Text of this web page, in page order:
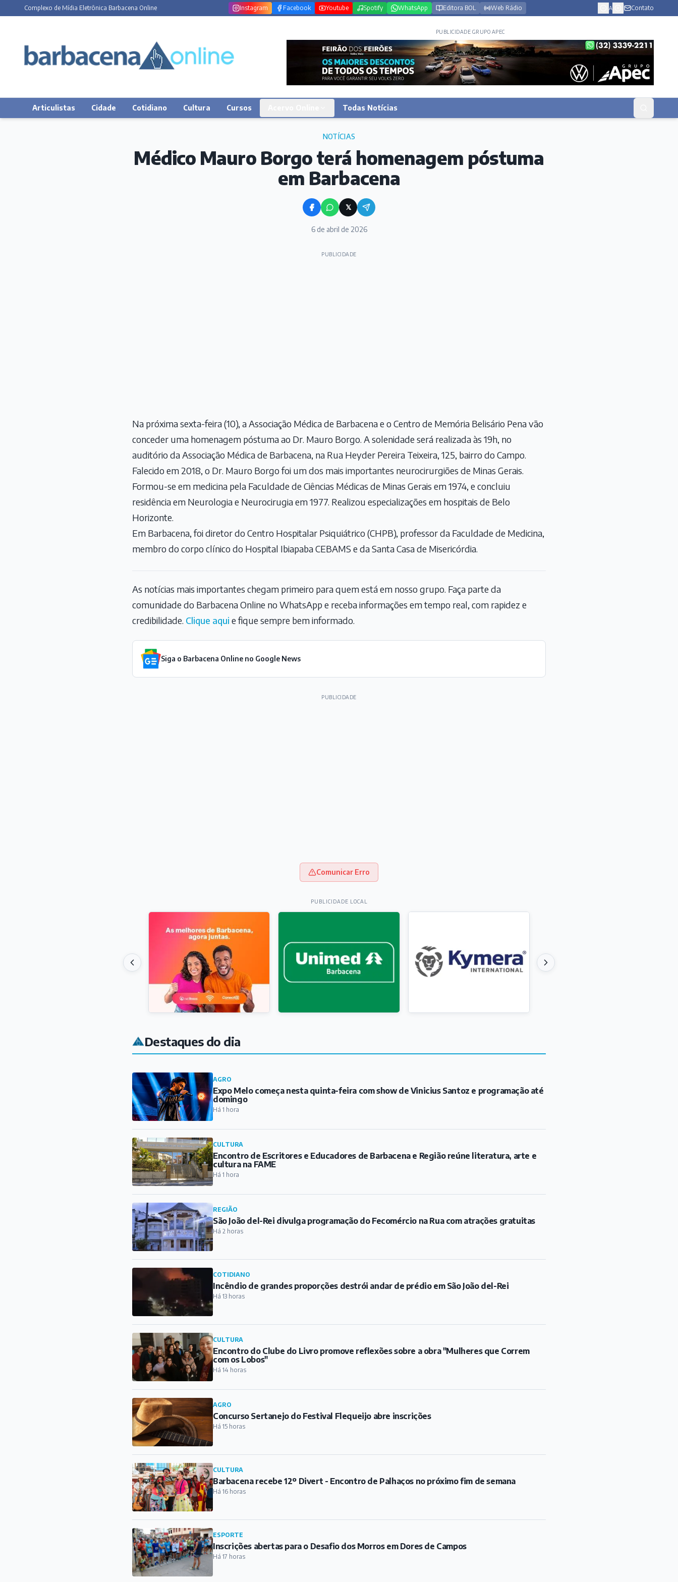
Complexo de Mídia Eletrônica Barbacena Online Instagram Facebook Youtube Spotify WhatsApp Editora BOL Web Rádio A Contato
PUBLICIDADE GRUPO APEC
Articulistas Cidade Cotidiano Cultura Cursos Todas Notícias
NOTÍCIAS
Médico Mauro Borgo terá homenagem póstuma
em Barbacena
𝕏
6 de abril de 2026
PUBLICIDADE
Na próxima sexta-feira (10), a Associação Médica de Barbacena e o Centro de Memória Belisário Pena vão
conceder uma homenagem póstuma ao Dr. Mauro Borgo. A solenidade será realizada às 19h, no
auditório da Associação Médica de Barbacena, na Rua Heyder Pereira Teixeira, 125, bairro do Campo.
Falecido em 2018, o Dr. Mauro Borgo foi um dos mais importantes neurocirurgiões de Minas Gerais.
Formou-se em medicina pela Faculdade de Ciências Médicas de Minas Gerais em 1974, e concluiu
residência em Neurologia e Neurocirugia em 1977. Realizou especializações em hospitais de Belo
Horizonte.
Em Barbacena, foi diretor do Centro Hospitalar Psiquiátrico (CHPB), professor da Faculdade de Medicina,
membro do corpo clínico do Hospital Ibiapaba CEBAMS e da Santa Casa de Misericórdia.
As notícias mais importantes chegam primeiro para quem está em nosso grupo. Faça parte da
comunidade do Barbacena Online no WhatsApp e receba informações em tempo real, com rapidez e
credibilidade. Clique aqui e fique sempre bem informado.
Siga o Barbacena Online no Google News
PUBLICIDADE
Comunicar Erro
PUBLICIDADE LOCAL
Destaques do dia
AGRO
Expo Melo começa nesta quinta-feira com show de Vinicius Santoz e programação até
domingo
Há 1 hora
CULTURA
Encontro de Escritores e Educadores de Barbacena e Região reúne literatura, arte e
REGIÃO
Há 2 horas
COTIDIANO
Há 13 horas
com os Lobos"
Há 15 horas
CULTURA
Há 16 horas
Há 17 horas
Há 18 horas